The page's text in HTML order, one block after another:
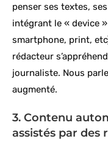
penser ses textes,
intégrant le « device
smartphone, print,
rédacteur
journaliste. Nous
augmenté.
3. Contenu
assistés par des